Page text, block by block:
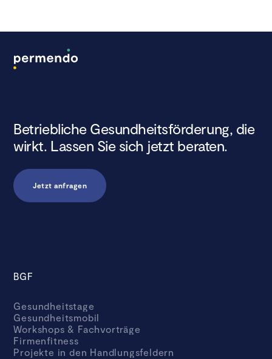
Betriebliche Gesundheitsförderung, die
wirkt. Lassen Sie sich jetzt beraten.
Jetzt anfragen
BGF
Gesundheitstage
Gesundheitsmobil
Workshops & Fachvorträge
Firmenfitness
Projekte in den Handlungsfeldern